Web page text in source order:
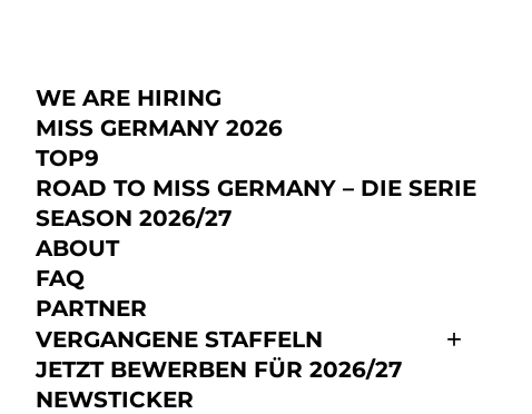
WE ARE HIRING
MISS GERMANY 2026
TOP9
ROAD TO MISS GERMANY – DIE SERIE
SEASON 2026/27
ABOUT
FAQ
PARTNER
VERGANGENE STAFFELN
JETZT BEWERBEN FÜR 2026/27
NEWSTICKER
Miss Germany
scheitern – FAZ